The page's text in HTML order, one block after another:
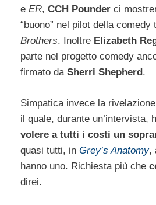
e ER, CCH Pounder ci
“buono” nel pilot della comedy
Brothers. Inoltre Elizabeth
parte nel progetto comedy
firmato da Sherri Shepherd .
Simpatica invece la
il quale, durante un’intervista,
volere a tutti i costi un
quasi tutti, in Grey’s Anatomy,
hanno uno. Richiesta più che
direi.